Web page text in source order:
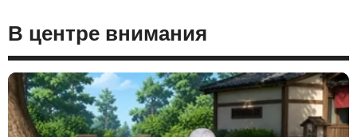
В центре внимания